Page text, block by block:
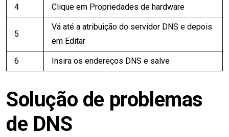
4 Clique em Propriedades de hardware
5
Vá até a atribuição do servidor DNS e depois
em Editar
6 Insira os endereços DNS e salve
Solução de problemas
de DNS